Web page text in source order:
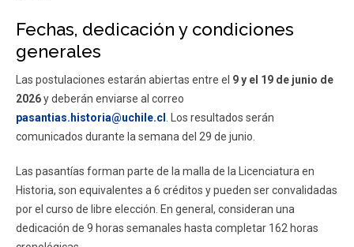
Fechas, dedicación y condiciones
generales
Las postulaciones estarán abiertas entre el 9 y el 19 de junio de
2026y deberán enviarse al correo
pasantias.historia@uchile.cl . Los resultados serán
comunicados durante la semana del 29 de junio.
Las pasantías forman parte de la malla de la Licenciatura en
Historia, son equivalentes a 6 créditos y pueden ser convalidadas
por el curso de libre elección. En general, consideran una
dedicación de 9 horas semanales hasta completar 162 horas